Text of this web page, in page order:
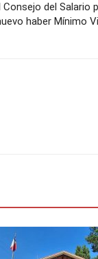
Consejo del Salario
haber Mínimo